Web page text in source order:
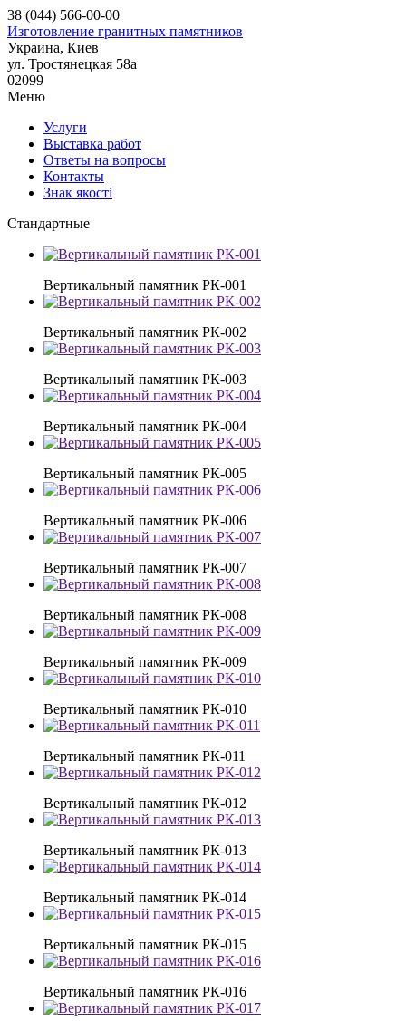
38 (044) 566-00-00
Изготовление гранитных памятников
Украина, Киев
ул. Тростянецкая 58а
02099
Меню
Услуги
Выставка работ
Ответы на вопросы
Контакты
Знак якості
Стандартные
Вертикальный памятник РК-001
Вертикальный памятник РК-002
Вертикальный памятник РК-003
Вертикальный памятник РК-004
Вертикальный памятник РК-005
Вертикальный памятник РК-006
Вертикальный памятник РК-007
Вертикальный памятник РК-008
Вертикальный памятник РК-009
Вертикальный памятник РК-010
Вертикальный памятник РК-011
Вертикальный памятник РК-012
Вертикальный памятник РК-013
Вертикальный памятник РК-014
Вертикальный памятник РК-015
Вертикальный памятник РК-016